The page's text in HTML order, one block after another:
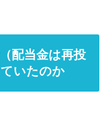
配当金は再投
いたのか